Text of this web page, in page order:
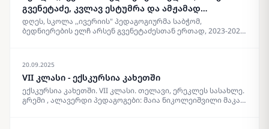
გვენეტაძე, კვლავ ესტუმრა და ამჟამად
მასწავლებლებს შეხვდა
დღეს, სკოლა ,,ივერიის" პედაგოგიურმა საბჭომ,
ბედნიერების ელჩ არსენ გვენეტაძესთან ერთად, 2023-2024
გადასცეს ამის დასტურად. არსენი არის პიროვნება,
რომელიც უამრავ სიკეთესთან ერთად გარშემო
ბედნიერებას აფრქვევს და როდესაც მას უსმენ ხვდები ,
რომ სიყვარულისთვის ხარ მოვლენილი დედამიწაზე…
სადაც ,როგორც არსენი ამბობს ,არც არაფერი იწყება და
20.09.2025
VII კლასი - ექსკურსია კახეთში
ექსკურსია კახეთში. VII კლასი. თელავი, ერეკლეს სასახლე.
გრემი , ალავერდი პედაგოგები: მაია ნიკოლეიშვილი მაკა